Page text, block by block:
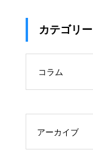
カテゴリー
コラム
アーカイブ